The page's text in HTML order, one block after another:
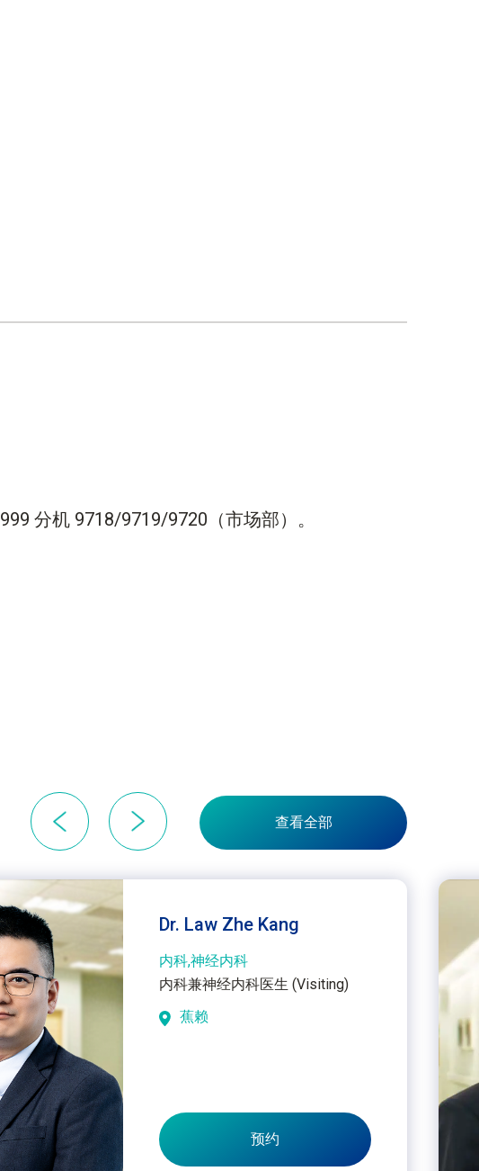
分机 9718/9719/9720（市场部）。
查看全部
Dr. Law Zhe Kang
内科,神经内科
内科兼神经内科医生 (Visiting)
蕉赖
预约